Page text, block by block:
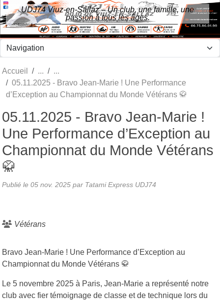
UDJ74 Viuz-en-Sallaz – Un club, une famille, une
passion à tous les âges.
Accueil
05.11.2025 - Bravo Jean-Marie ! Une Performance
d’Exception au Championnat du Monde Vétérans 🥋
05.11.2025 - Bravo Jean-Marie !
Une Performance d’Exception au
Championnat du Monde Vétérans
🥋
Publié le 05 nov. 2025 par Tatami Express UDJ74
Vétérans
Bravo Jean-Marie ! Une Performance d’Exception au
Championnat du Monde Vétérans 🥋
Le 5 novembre 2025 à Paris, Jean-Marie a représenté notre
club avec fier témoignage de classe et de technique lors du
Panneau de gestion des cookies